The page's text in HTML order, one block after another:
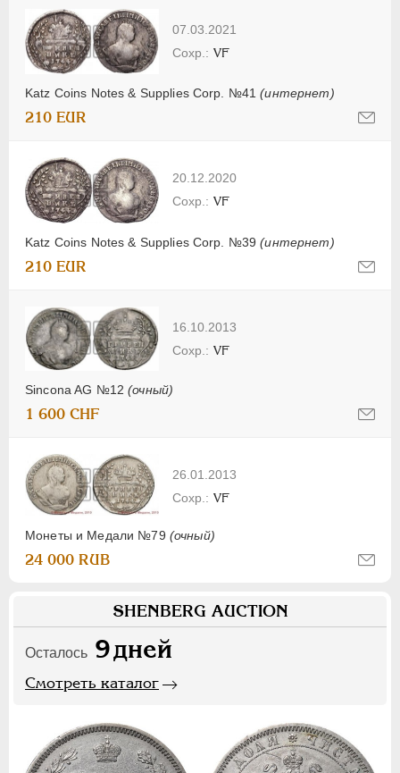
07.03.2021
Katz Coins Notes & Supplies Corp. №41(интернет)
VF
210 EUR
20.12.2020
Katz Coins Notes & Supplies Corp. №39(интернет)
VF
210 EUR
16.10.2013
Sincona AG №12(очный)
VF
1 600 CHF
26.01.2013
Монеты и Медали №79 (очный)
VF
24 000 RUB
SHENBERG AUCTION
Осталось 9дней
Смотреть каталог